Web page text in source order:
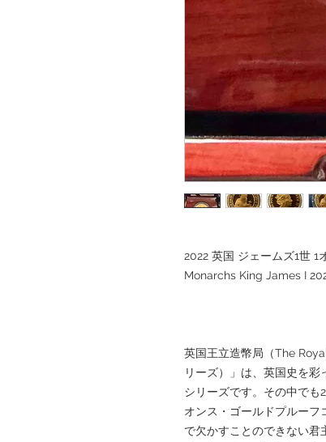
2022 英国 ジェームズ1世
Monarchs King James I
英国王立造幣局（The
リーズ）」は、英国史を
シリーズです。その中でも
オンス・ゴールドプルーフ
で欠かすことのできない君